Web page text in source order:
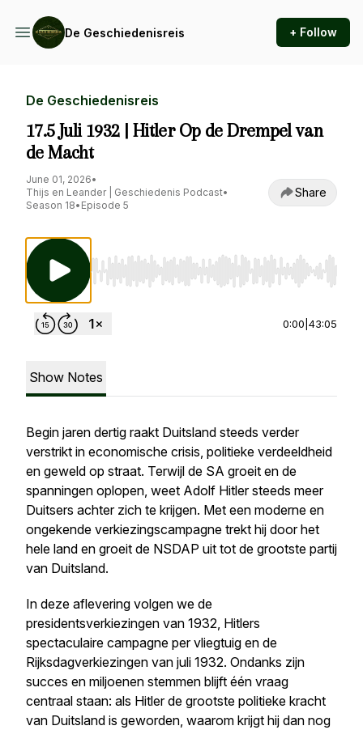
De Geschiedenisreis + Follow
De Geschiedenisreis
17.5 Juli 1932 | Hitler Op de Drempel van
de Macht
June 01, 2026•
Thijs en Leander | Geschiedenis Podcast•
Season 18• Episode 5
Share
Use Left/Right to seek, Home/End to jump
0:00 43:05
Show Notes
Begin jaren dertig raakt Duitsland steeds verder
verstrikt in economische crisis, politieke verdeeldheid
en geweld op straat. Terwijl de SA groeit en de
spanningen oplopen, weet Adolf Hitler steeds meer
Duitsers achter zich te krijgen. Met een moderne en
ongekende verkiezingscampagne trekt hij door het
hele land en groeit de NSDAP uit tot de grootste partij
van Duitsland.
In deze aflevering volgen we de
presidentsverkiezingen van 1932, Hitlers
spectaculaire campagne per vliegtuig en de
Rijksdagverkiezingen van juli 1932. Ondanks zijn
succes en miljoenen stemmen blijft één vraag
centraal staan: als Hitler de grootste politieke kracht
van Duitsland is geworden, waarom krijgt hij dan nog